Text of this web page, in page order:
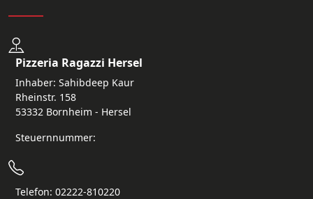
Pizzeria Ragazzi Hersel
Inhaber: Sahibdeep Kaur
Rheinstr. 158
53332 Bornheim - Hersel
Steuernnummer:
Telefon: 02222-810220